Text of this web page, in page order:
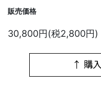
販売価格
30,800円(税2,800円)
↑ 購